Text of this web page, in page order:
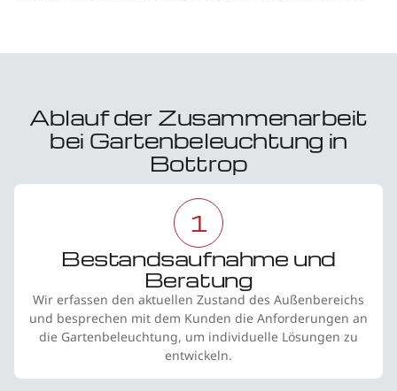
Ablauf der Zusammenarbeit
bei Gartenbeleuchtung in
Bottrop
1
Bestandsaufnahme und
Beratung
Wir erfassen den aktuellen Zustand des Außenbereichs
und besprechen mit dem Kunden die Anforderungen an
die Gartenbeleuchtung, um individuelle Lösungen zu
entwickeln.